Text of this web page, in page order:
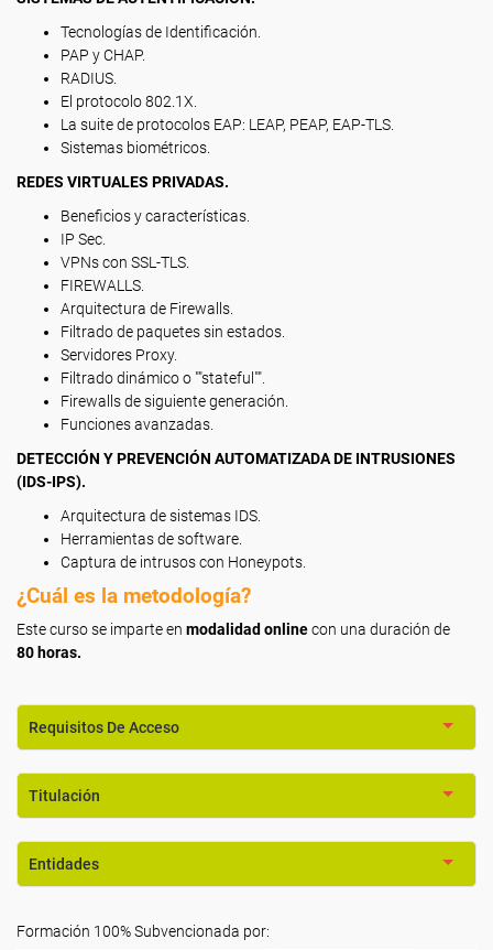
Tecnologías de Identificación.
PAP y CHAP.
RADIUS.
El protocolo 802.1X.
La suite de protocolos EAP: LEAP, PEAP, EAP-TLS.
Sistemas biométricos.
REDES VIRTUALES PRIVADAS.
Beneficios y características.
IP Sec.
VPNs con SSL-TLS.
FIREWALLS.
Arquitectura de Firewalls.
Filtrado de paquetes sin estados.
Servidores Proxy.
Filtrado dinámico o ""stateful"".
Firewalls de siguiente generación.
Funciones avanzadas.
DETECCIÓN Y PREVENCIÓN AUTOMATIZADA DE INTRUSIONES
(IDS-IPS).
Arquitectura de sistemas IDS.
Herramientas de software.
Captura de intrusos con Honeypots.
¿Cuál es la metodología?
Este curso se imparte en modalidad onlinecon una duración de
80 horas.
Requisitos De Acceso
Titulación
Entidades
Formación 100% Subvencionada por: